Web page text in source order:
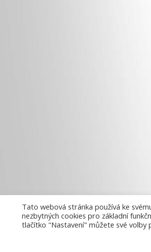
Tato webová stránka používá ke
nezbytných cookies pro základní
tlačítko "Nastavení" můžete své